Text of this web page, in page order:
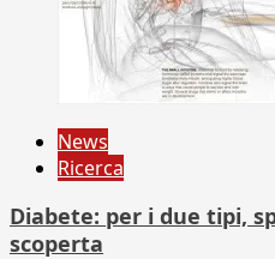
News
Ricerca
Diabete: per i due tipi,
scoperta